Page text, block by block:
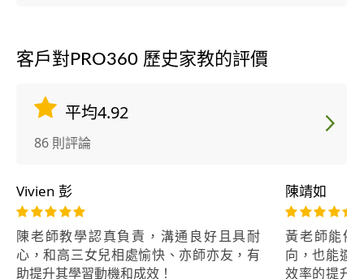
客戶對PRO360 歷史家教的評價
平均4.92
86 則評論
Vivien 彭
陳老師教學認真負責，溝通良好且具耐
心，和高三女兒相處愉快、亦師亦友，有
助提升其學習動機和成效！
陳靖如
黃老師能依
向，也能適
效率的提升